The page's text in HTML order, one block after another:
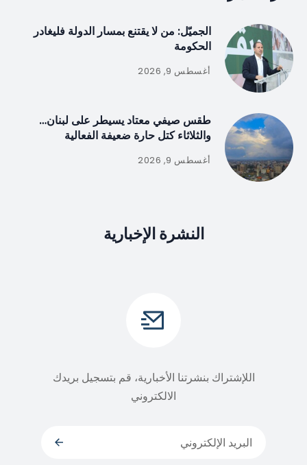
الجميّل: من لا يقتنع بمسار الدولة فليغادر
الحكومة
أغسطس 9, 2026
طقس صيفي معتاد يسيطر على لبنان…
والثلاثاء كتل حارة ضعيفة الفعالية
أغسطس 9, 2026
النشرة الإخبارية
اللإشتراك بنشرتنا الأخبارية، قم بتسجيل بريدك
الالكتروني